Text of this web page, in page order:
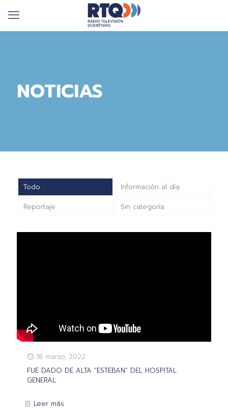
NOTICIAS
Todo Información al día
Reportaje Sin categoría
18 marzo, 2022
FUE DADO DE ALTA “ESTEBAN” DEL HOSPITAL
GENERAL
Leer más